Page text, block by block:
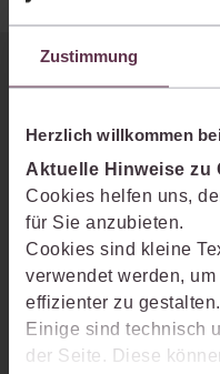
Zustimmung
Herzlich willkommen
Aktuelle Hinweise zu
Cookies helfen uns,
für Sie anzubieten.
Cookies sind kleine
verwendet werden,
effizienter zu gestalten.
Einige sind technisch
der Seite. Diese
Sie kennen
Erhalten Sie einen Einblick,
Praxiswissensmanagement
Möglichkeiten Ihnen das
Arbeitsprozesse einfacher